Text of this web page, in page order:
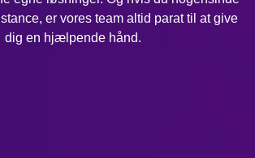
er vores team altid parat til at give
dig en hjælpende hånd.